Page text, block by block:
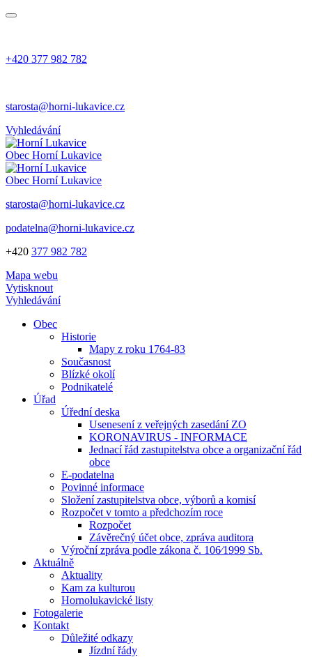
+420 377 982 782
starosta@horni-lukavice.cz
Vyhledávání
Obec Horní Lukavice
Obec Horní Lukavice
starosta@horni-lukavice.cz
podatelna@horni-lukavice.cz
+420 377 982 782
Mapa webu
Vytisknout
Vyhledávání
Obec
Historie
Mapy z roku 1764-83
Současnost
Blízké okolí
Podnikatelé
Úřad
Úřední deska
Usenesení z veřejných zasedání ZO
KORONAVIRUS - INFORMACE
Jednací řád zastupitelstva obce a organizační řád
obce
E-podatelna
Povinné informace
Složení zastupitelstva obce, výborů a komisí
Rozpočet v tomto a předchozím roce
Rozpočet
Závěrečný účet obce, zpráva auditora
Výroční zpráva podle zákona č. 106⁄1999 Sb.
Aktuálně
Aktuality
Kam za kulturou
Hornolukavické listy
Fotogalerie
Kontakt
Důležité odkazy
Jízdní řády